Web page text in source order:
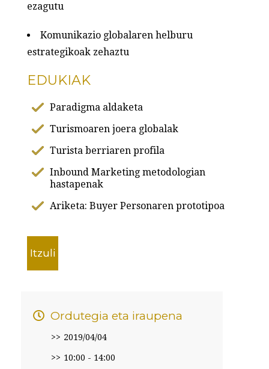
ezagutu
Komunikazio globalaren helburu
estrategikoak zehaztu
EDUKIAK
Paradigma aldaketa
Turismoaren joera globalak
Turista berriaren profila
Inbound Marketing metodologian
hastapenak
Ariketa: Buyer Personaren prototipoa
Itzuli
Ordutegia eta iraupena
2019/04/04
10:00 - 14:00